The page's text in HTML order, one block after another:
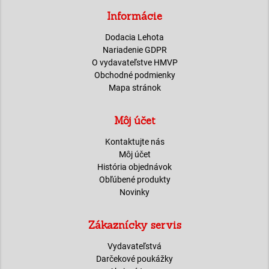
Informácie
Dodacia Lehota
Nariadenie GDPR
O vydavateľstve HMVP
Obchodné podmienky
Mapa stránok
Môj účet
Kontaktujte nás
Môj účet
História objednávok
Obľúbené produkty
Novinky
Zákaznícky servis
Vydavateľstvá
Darčekové poukážky